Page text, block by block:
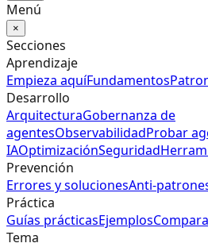
Menú
×
Secciones
Aprendizaje
Empieza aquíFundamentos
Desarrollo
ArquitecturaGobernanza de
agentesObservabilidadProbar
IAOptimizaciónSeguridad
Prevención
Errores y soluciones
Práctica
Guías prácticasEjemplos
Tema